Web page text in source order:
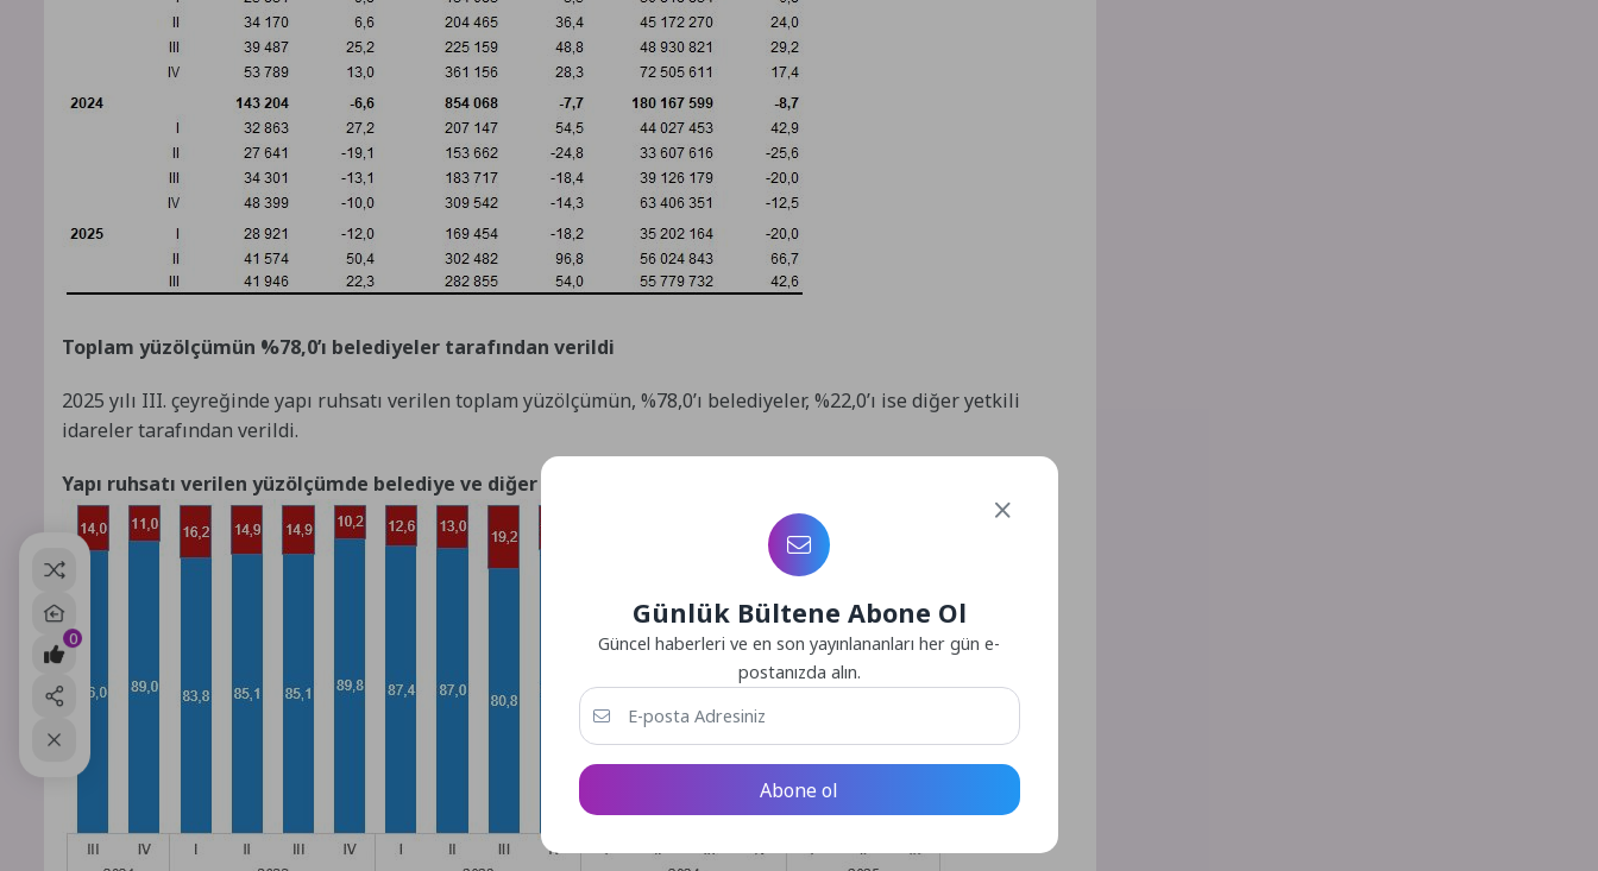
Toplam yüzölçümün %78,0’ı belediyeler tarafından verildi
2025 yılı III. çeyreğinde yapı ruhsatı verilen toplam yüzölçümün, %78,0’ı belediyeler, %22,0’ı ise diğer yetkili
idareler tarafından verildi.
Yapı ruhsatı verilen yüzölçümde belediye ve diğer yetkili idarelerin payları (%), III. Çeyrek 2025
0
Günlük Bültene Abone Ol
Güncel haberleri ve en son yayınlananları her gün e-
postanızda alın.
Abone ol